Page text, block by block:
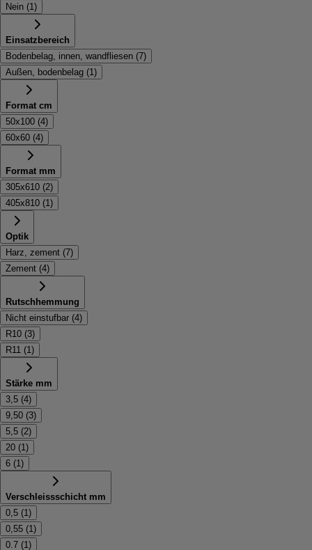
Nein (1 )
Einsatzbereich
Bodenbelag, innen, wandfliesen (7)
Außen, bodenbelag (1 )
Format cm
50x100 (4)
60x60 (4)
Format mm
305x610 (2)
405x810 (1 )
Optik
Harz, zement (7)
Zement (4)
Rutschhemmung
Nicht einstufbar (4)
R10 (3)
R11 (1 )
Stärke mm
3,5 (4)
9,50 (3)
5,5 (2)
20 (1 )
6 (1 )
Verschleissschicht mm
0,5 (1 )
0,55 (1 )
0.7 (1 )